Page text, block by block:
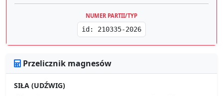
NUMER PARTII/TYP
id: 210335-2026
Przelicznik magnesów
SIŁA (UDŹWIG)